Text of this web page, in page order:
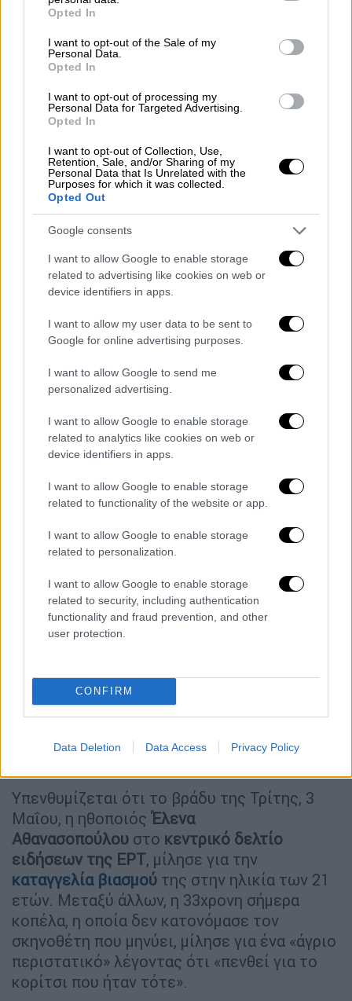
grant or deny consent to Google and its third-party tags to
use your data for below specified purposes in below Google
consent section.
Opted In
I want to opt-out of the Sale of my
Personal Data.
Opted In
I want to opt-out of processing my
Personal Data for Targeted Advertising.
Opted In
I want to opt-out of Collection, Use,
Retention, Sale, and/or Sharing of my
Personal Data that Is Unrelated with the
Purposes for which it was collected.
Opted Out
Google consents
I want to allow Google to enable storage
related to advertising like cookies on web or
device identifiers in apps.
I want to allow my user data to be sent to
Google for online advertising purposes.
I want to allow Google to send me
personalized advertising.
I want to allow Google to enable storage
related to analytics like cookies on web or
device identifiers in apps.
I want to allow Google to enable storage
related to functionality of the website or app.
I want to allow Google to enable storage
related to personalization.
I want to allow Google to enable storage
related to security, including authentication
functionality and fraud prevention, and other
user protection.
CONFIRM
Data Deletion Data Access Privacy Policy
μόνο οι μαρτυρίες των φίλων. Δεν πρόκειται
να αφήσω την συκοφαντία να σέρνεται και να
διαβρώνει την επαγγελματική και
προσωπική μου ζωή. Δεν έχω μάθει άλλωστε
να ζω ανάμεσα σε σκιές και φαντάσματα.
Είμαι υποχρεωμένος να ζητήσω την
άμεσα προσφεύγω. Δεν σκοπεύω προφανώς
να αντιπαρατεθώ δημόσια με την εν λόγω
γυναίκα ούτε να απαντήσω στα ψεύδη της ή
να συνδιαλλαγώ μαζί της. Οι λειτουργοί της
Δικαιοσύνης, στην οποία έχω απόλυτη
εμπιστοσύνη, είναι αυτοί στους οποίους
καταφεύγω, όπως θα έκανε κάθε πολίτης
που θα ήθελε να προστατεύσει το όνομά
αποφανθεί η Δικαιοσύνη νιώθω την
υποχρέωση να παραιτηθώ από τη σειρά την
οποία σκηνοθετώ. Δεν θέλω με κανένα
τρόπο αυτή η προσωπική μου περιπέτεια να
φέρει σε δύσκολη θέση τους συνεργάτες
μου, την παραγωγή και το κανάλι».
Κώστας Κωστόπουλος Facebook
Υπενθυμίζεται ότι το βράδυ της Τρίτης, 3
Μαΐου, η ηθοποιός Έλενα
Αθανασοπούλου στο κεντρικό δελτίο
ειδήσεων της ΕΡΤ, μίλησε για την
καταγγελία βιασμού της στην ηλικία των 21
ετών. Μεταξύ άλλων, η 33χρονη σήμερα
κοπέλα, η οποία δεν κατονόμασε τον
σκηνοθέτη που μηνύει, μίλησε για ένα «άγριο
περιστατικό» λέγοντας ότι «πενθεί για το
κορίτσι που ήταν τότε».